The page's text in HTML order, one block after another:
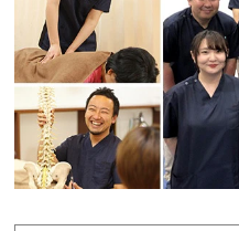
しく、快適に過ごせ
痛みを感じることも
感じられるので、こ
まい
4 か月前
して頂くとスッキリ